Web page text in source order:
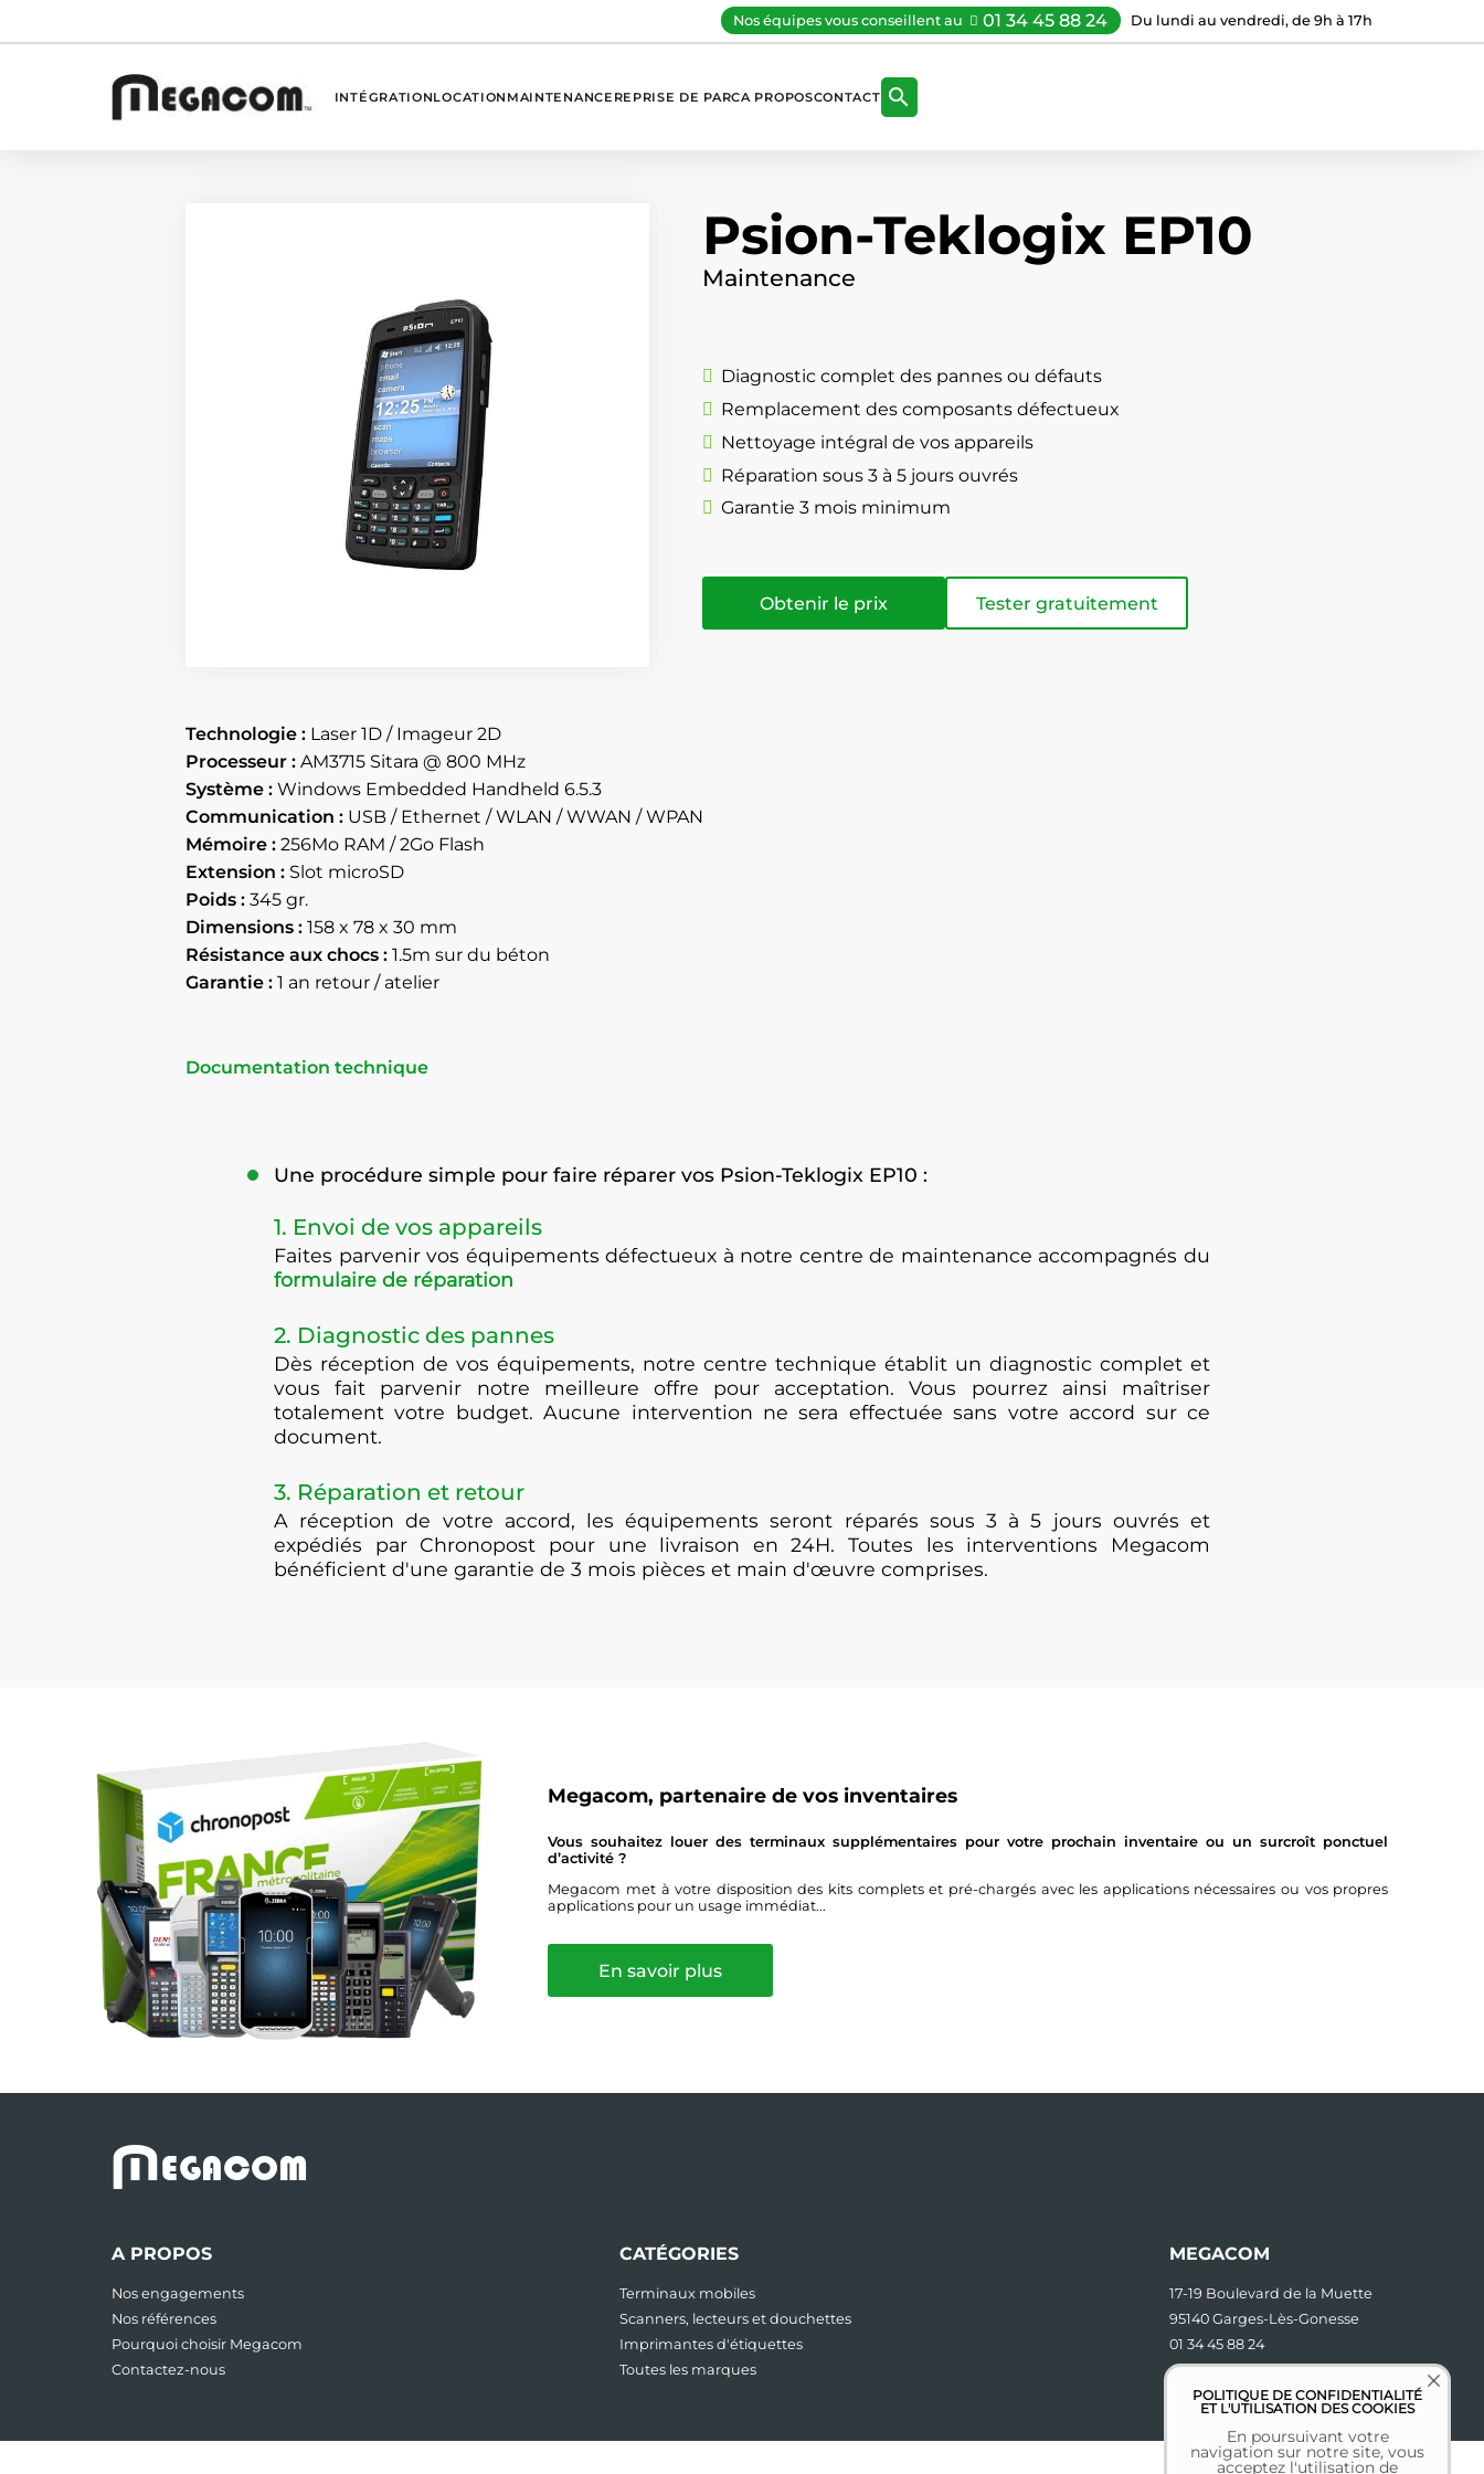
Nos équipes vous conseillent au 01 34 45 88 24 Du lundi au vendredi, de 9h à 17h
INTÉGRATIONLOCATION MAINTENANCE REPRISE DE PARCA PROPOSCONTACT 
Psion-Teklogix EP10
Maintenance
Diagnostic complet des pannes ou défauts
Remplacement des composants défectueux
Nettoyage intégral de vos appareils
Réparation sous 3 à 5 jours ouvrés
Garantie 3 mois minimum
Obtenir le prix Tester gratuitement
Technologie : Laser 1D / Imageur 2D
Processeur : AM3715 Sitara @ 800 MHz
Système : Windows Embedded Handheld 6.5.3
Communication : USB / Ethernet / WLAN / WWAN / WPAN
Mémoire : 256Mo RAM / 2Go Flash
Extension : Slot microSD
Poids : 345 gr.
Dimensions : 158 x 78 x 30 mm
Résistance aux chocs : 1.5m sur du béton
Garantie : 1 an retour / atelier
Documentation technique
Une procédure simple pour faire réparer vos Psion-Teklogix EP10 :
1. Envoi de vos appareils
Faites parvenir vos équipements défectueux à notre centre de maintenance accompagnés du
formulaire de réparation
2. Diagnostic des pannes
Dès réception de vos équipements, notre centre technique établit un diagnostic complet et
vous fait parvenir notre meilleure offre pour acceptation. Vous pourrez ainsi maîtriser
totalement votre budget. Aucune intervention ne sera effectuée sans votre accord sur ce
document.
3. Réparation et retour
A réception de votre accord, les équipements seront réparés sous 3 à 5 jours ouvrés et
expédiés par Chronopost pour une livraison en 24H. Toutes les interventions Megacom
bénéficient d'une garantie de 3 mois pièces et main d'œuvre comprises.
Megacom, partenaire de vos inventaires
Vous souhaitez louer des terminaux supplémentaires pour votre prochain inventaire ou un surcroît ponctuel
d’activité ?
Megacom met à votre disposition des kits complets et pré-chargés avec les applications nécessaires ou vos propres
applications pour un usage immédiat...
En savoir plus
MEGACOM
A PROPOS
Nos engagements
Nos références
Pourquoi choisir Megacom
Contactez-nous
CATÉGORIES
Terminaux mobiles
Scanners, lecteurs et douchettes
Imprimantes d'étiquettes
Toutes les marques
MEGACOM
17-19 Boulevard de la Muette
95140 Garges-Lès-Gonesse
01 34 45 88 24
contact [at] megacom.fr
POLITIQUE DE CONFIDENTIALITÉ
ET L'UTILISATION DES COOKIES
En poursuivant votre
navigation sur notre site, vous
acceptez l'utilisation de